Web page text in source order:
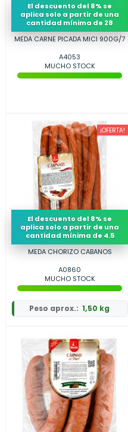
El descuento del 8% se
aplica solo a partir de una
cantidad mínima de 28
MEDA CARNE PICADA MICI 900G/7
A4053
MUCHO STOCK
El descuento del 8% se
aplica solo a partir de una
cantidad mínima de 4.5
¡OFERTA!
MEDA CHORIZO CABANOS
A0860
MUCHO STOCK
Peso aprox.: 1,50 kg